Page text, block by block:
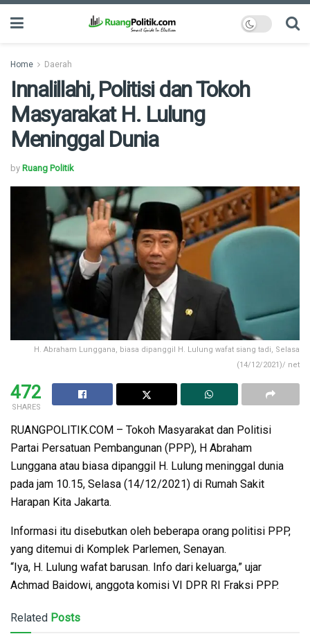
Home Daerah
Innalillahi, Politisi dan Tokoh
Masyarakat H. Lulung
Meninggal Dunia
by Ruang Politik
H. Abraham Lunggana, biasa dipanggil H. Lulung wafat siang tadi, Selasa
(14/12/2021)/ net
472
SHARES
RUANGPOLITIK.COM – Tokoh Masyarakat dan Politisi
Partai Persatuan Pembangunan (PPP), H Abraham
Lunggana atau biasa dipanggil H. Lulung meninggal dunia
pada jam 10.15, Selasa (14/12/2021) di Rumah Sakit
Harapan Kita Jakarta.
Informasi itu disebutkan oleh beberapa orang politisi PPP,
yang ditemui di Komplek Parlemen, Senayan.
“Iya, H. Lulung wafat barusan. Info dari keluarga,” ujar
Achmad Baidowi, anggota komisi VI DPR RI Fraksi PPP.
Related Posts